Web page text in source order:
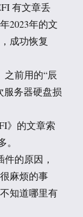
有文章丢
2023年的文
成功恢复
之前用的“辰
服务器硬盘损
》的文章索
的原因，
麻烦的事
知道哪里有